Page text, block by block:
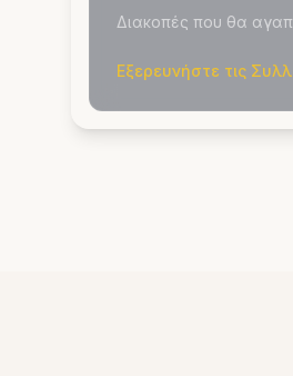
Διακοπές που θα
Εξερευνήστε τις